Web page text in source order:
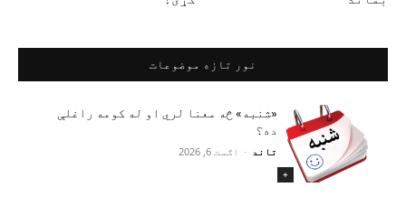
نور تازه موضوعات
+
«شنبه» څه معنا لري او له کومه راغلې
ده؟
تاند - اګست 6, 2026